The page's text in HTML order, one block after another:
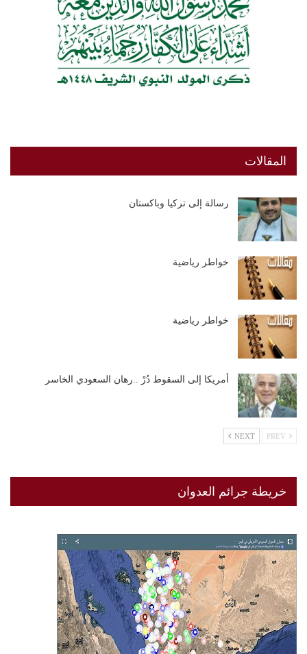
المقالات
رسالة إلى تركيا وباكستان
خواطر رياضية
خواطر رياضية
أمريكا إلى السقوط دُرْ ..رهان السعودي الخاسر
NEXT
خريطة جرائم العدوان